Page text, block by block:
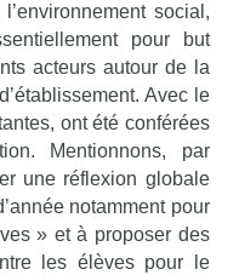
social,
pour but
acteurs autour de la
Avec le
ont été conférées
Mentionnons, par
une réflexion globale
notamment pour
» et à proposer des
les élèves pour le